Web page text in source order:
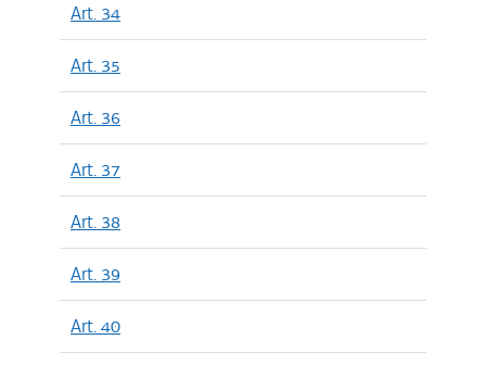
Art. 34
Art. 35
Art. 36
Art. 37
Art. 38
Art. 39
Art. 40